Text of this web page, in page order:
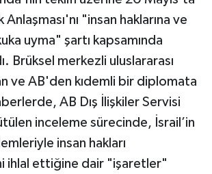
Anlaşması'nı "insan haklarına ve
uyma" şartı kapsamında
Brüksel merkezli uluslararası
ve AB'den kıdemli bir diplomata
AB Dış İlişkiler Servisi
inceleme sürecinde, İsrail’in
insan hakları
ihlal ettiğine dair "işaretler"